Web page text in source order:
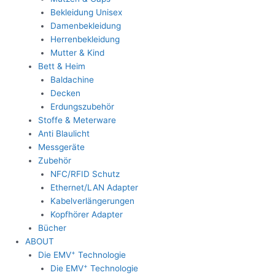
Bekleidung Unisex
Damenbekleidung
Herrenbekleidung
Mutter & Kind
Bett & Heim
Baldachine
Decken
Erdungszubehör
Stoffe & Meterware
Anti Blaulicht
Messgeräte
Zubehör
NFC/RFID Schutz
Ethernet/LAN Adapter
Kabelverlängerungen
Kopfhörer Adapter
Bücher
ABOUT
Die EMV+ Technologie
Die EMV+ Technologie